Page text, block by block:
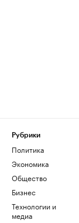
Рубрики
Политика
Экономика
Общество
Бизнес
Технологии и
медиа